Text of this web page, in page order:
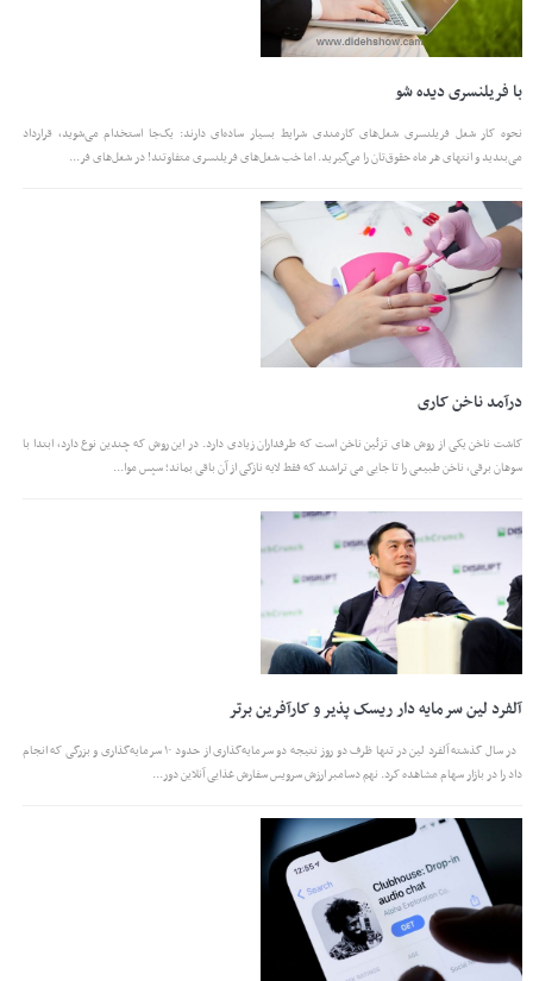
با فریلنسری دیده شو
نحوه کار شغل فریلنسری شغل‌های کارمندی شرایط بسیار ساده‌ای دارند: یک‌جا استخدام می‌شوید، قرارداد
می‌بندید و انتهای هر ماه حقوق‌تان را می‌گیرید. اما خب شغل‌های فریلنسری متفاوتند! در شغل‌های فر...
درآمد ناخن کاری
کاشت ناخن یکی از روش های تزئین ناخن است که طرفداران زیادی دارد. در این روش که چندین نوع دارد، ابتدا با
سوهان برقی، ناخن طبیعی را تا جایی می تراشند که فقط لایه نازکی از آن باقی بماند؛ سپس موا...
آلفرد لین سرمایه دار ریسک پذیر و کارآفرین برتر
در سال گذشته آلفرد لین در تنها ظرف دو روز نتیجه دو سرمایه‌گذاری از حدود ۱۰ سرمایه‌گذاری و بزرگی که انجام
داد را در بازار سهام مشاهده کرد. نهم دسامبر ارزش سرویس سفارش غذایی آنلاین دور...